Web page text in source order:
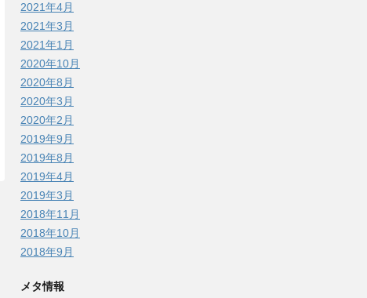
2021年4月
2021年3月
2021年1月
2020年10月
2020年8月
2020年3月
2020年2月
2019年9月
2019年8月
2019年4月
2019年3月
2018年11月
2018年10月
2018年9月
メタ情報